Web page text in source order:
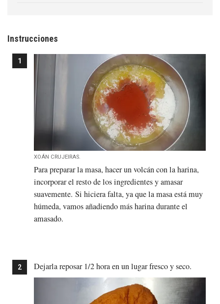
Instrucciones
XOÁN CRUJEIRAS.
Para preparar la masa, hacer un volcán con la harina,
incorporar el resto de los ingredientes y amasar
suavemente. Si hiciera falta, ya que la masa está muy
húmeda, vamos añadiendo más harina durante el
amasado.
Dejarla reposar 1/2 hora en un lugar fresco y seco.